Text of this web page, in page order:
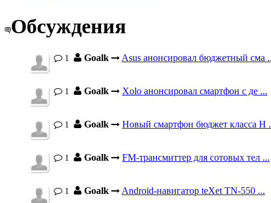
Обсуждения
1 Goalk Asus анонсировал бюджетный сма
1 Goalk Xolo анонсировал смартфон с де ...
1 Goalk Новый смартфон бюджет класса H
1 Goalk FM-трансмиттер для сотовых тел ...
1 Goalk Android-навигатор teXet TN-550 ...